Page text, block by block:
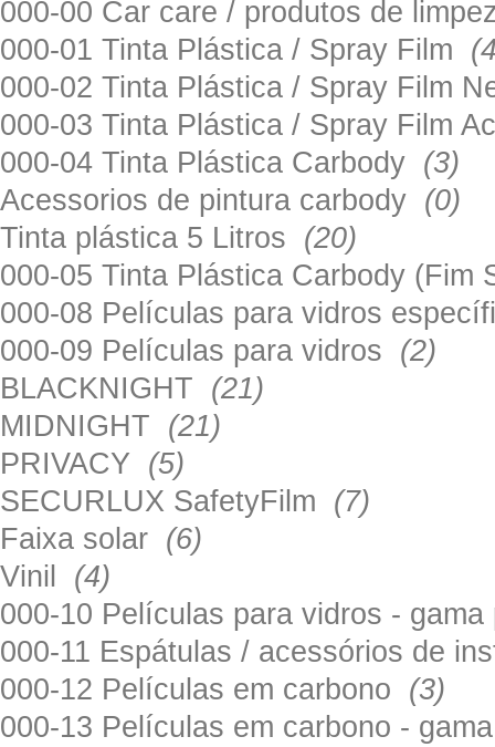
000-00 Car care / produtos de
000-01 Tinta Plástica / Spray Film
000-02 Tinta Plástica / Spray Film
000-03 Tinta Plástica / Spray Film
000-04 Tinta Plástica Carbody (3)
Acessorios de pintura carbody (0)
Tinta plástica 5 Litros (20)
000-05 Tinta Plástica Carbody
000-08 Películas para vidros
000-09 Películas para vidros (2)
BLACKNIGHT (21)
MIDNIGHT (21)
PRIVACY (5)
SECURLUX SafetyFilm (7)
Faixa solar (6)
Vinil (4)
000-10 Películas para vidros -
000-11 Espátulas / acessórios de
000-12 Películas em carbono (3)
000-13 Películas em carbono -